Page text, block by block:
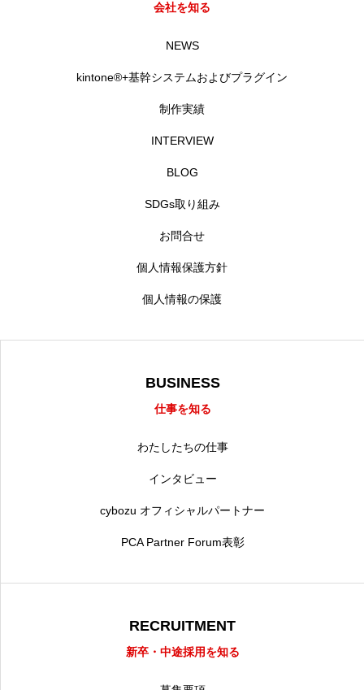
会社を知る
NEWS
kintone®+基幹システムおよびプラグイン
制作実績
INTERVIEW
BLOG
SDGs取り組み
お問合せ
個人情報保護方針
個人情報の保護
BUSINESS
仕事を知る
わたしたちの仕事
インタビュー
cybozu オフィシャルパートナー
PCA Partner Forum表彰
RECRUITMENT
新卒・中途採用を知る